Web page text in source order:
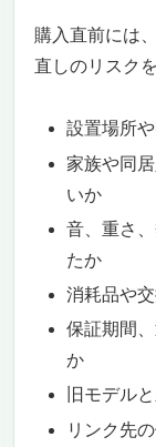
購入直前には
直しのリスク
設置場所
家族や同
いか
音、重さ
たか
消耗品や
保証期間
か
旧モデル
リンク先